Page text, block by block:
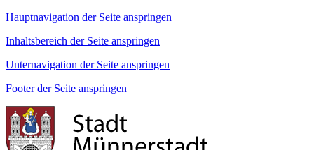
Hauptnavigation der Seite anspringen
Inhaltsbereich der Seite anspringen
Unternavigation der Seite anspringen
Footer der Seite anspringen